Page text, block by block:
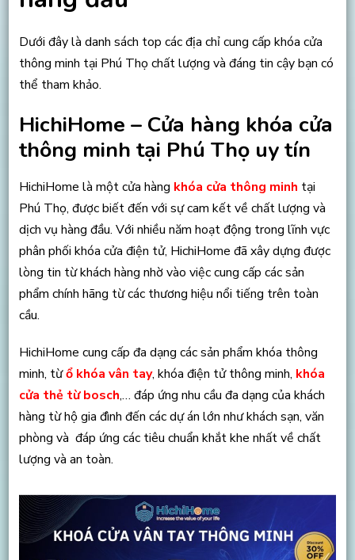
Dưới đây là danh sách top các địa chỉ cung cấp khóa cửa
thông minh tại Phú Thọ chất lượng và đáng tin cậy bạn có
thể tham khảo.
HichiHome – Cửa hàng khóa cửa
thông minh tại Phú Thọ uy tín
HichiHome là một cửa hàng khóa cửa thông minh tại
Phú Thọ, được biết đến với sự cam kết về chất lượng và
dịch vụ hàng đầu. Với nhiều năm hoạt động trong lĩnh vực
phân phối khóa cửa điện tử, HichiHome đã xây dựng được
lòng tin từ khách hàng nhờ vào việc cung cấp các sản
phẩm chính hãng từ các thương hiệu nổi tiếng trên toàn
cầu.
HichiHome cung cấp đa dạng các sản phẩm khóa thông
minh, từổ khóa vân tay, khóa điện tử thông minh, khóa
cửa thẻ từ bosch,… đáp ứng nhu cầu đa dạng của khách
hàng từ hộ gia đình đến các dự án lớn như khách sạn, văn
phòng và đáp ứng các tiêu chuẩn khắt khe nhất về chất
lượng và an toàn.